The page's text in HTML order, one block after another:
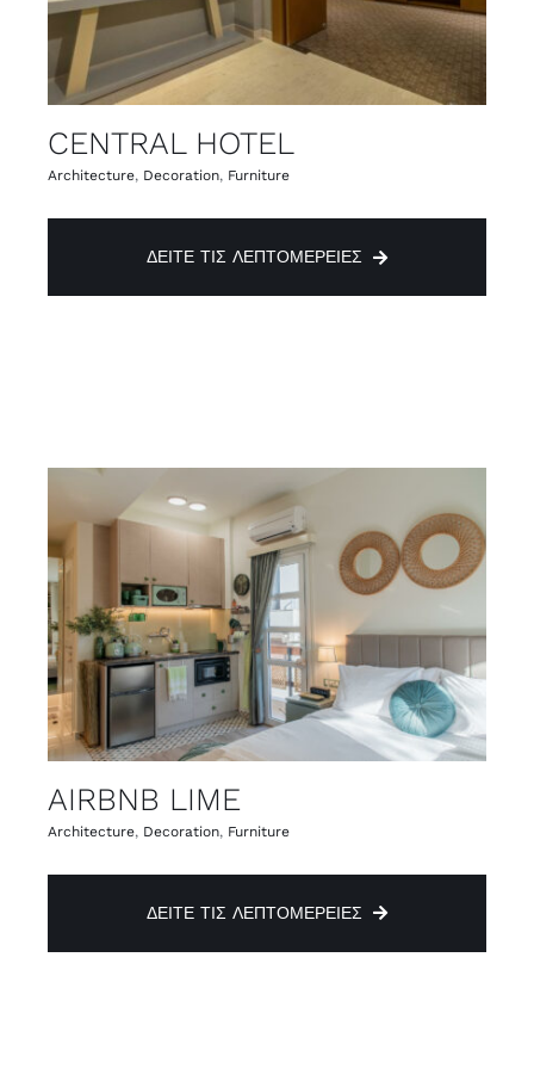
CENTRAL HOTEL
Architecture, Decoration, Furniture
ΔΕΊΤΕ ΤΙΣ ΛΕΠΤΟΜΈΡΕΙΕΣ
AIRBNB LIME
Architecture, Decoration, Furniture
ΔΕΊΤΕ ΤΙΣ ΛΕΠΤΟΜΈΡΕΙΕΣ